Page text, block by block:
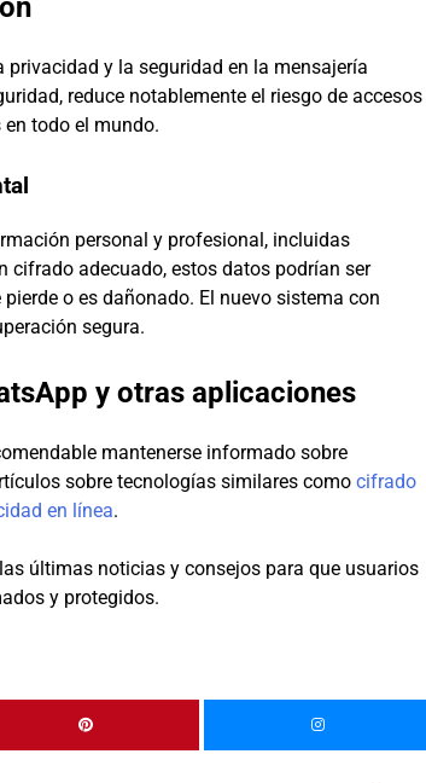
y la seguridad en la mensajería
reduce notablemente el riesgo de accesos
todo el mundo.
personal y profesional, incluidas
cifrado adecuado, estos datos podrían ser
o es dañonado. El nuevo sistema con
segura.
y otras aplicaciones
mantenerse informado sobre
sobre tecnologías similares como cifrado
en línea.
últimas noticias y consejos para que usuarios
y protegidos.